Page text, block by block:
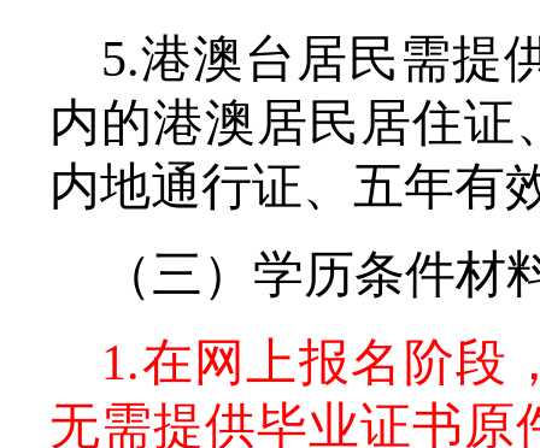
5.港澳台居民需提
内的港澳居民居住证
内地通行证、五年有
（三）学历条件材
1.在网上报名阶段
无需提供毕业证书原